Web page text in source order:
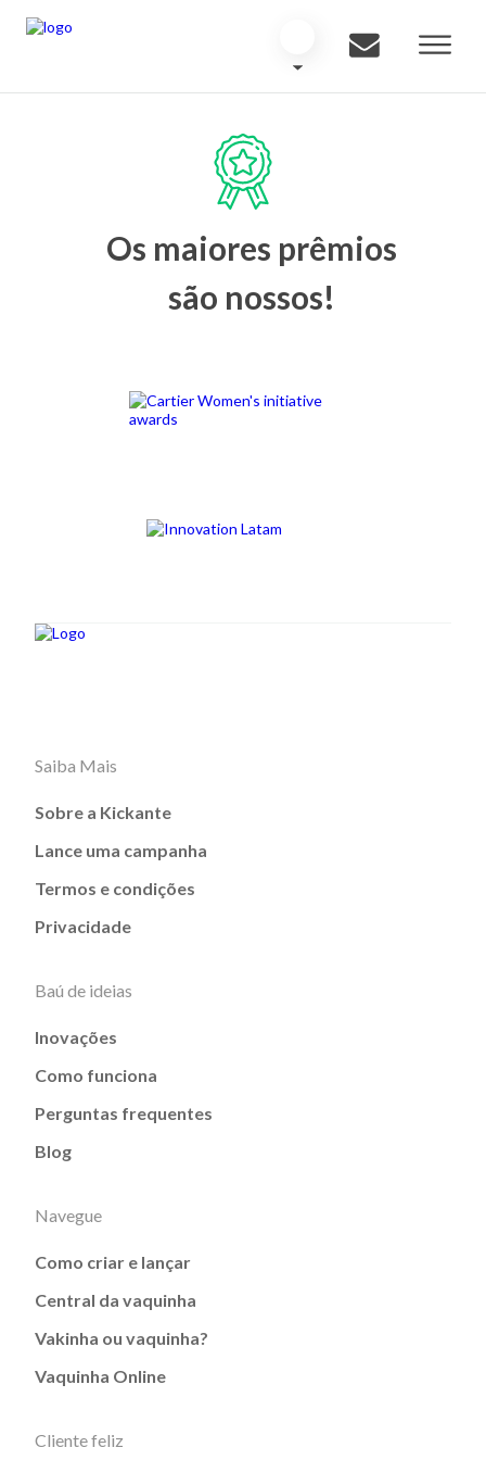
Os maiores prêmios
são nossos!
Saiba Mais
Sobre a Kickante
Lance uma campanha
Termos e condições
Privacidade
Baú de ideias
Inovações
Como funciona
Perguntas frequentes
Blog
Navegue
Como criar e lançar
Central da vaquinha
Vakinha ou vaquinha?
Vaquinha Online
Cliente feliz